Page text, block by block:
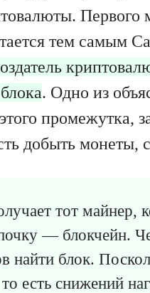
Первого
тем самым
. Одно из
промежутка,
добыть монеты,
тот майнер,
— блокчейн.
блок.
есть снижений